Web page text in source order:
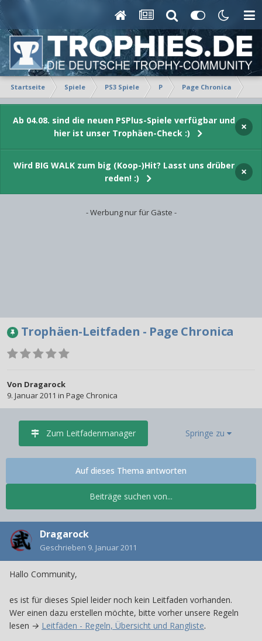
Startseite Spiele PS3 Spiele P Page Chronica
Ab 04.08. sind die neuen PSPlus-Spiele verfügbar und
hier ist unser Trophäen-Check :)
×
Wird BIG WALK zum big (Koop-)Hit? Lasst uns drüber
reden! :)
×
- Werbung nur für Gäste -
Trophäen-Leitfaden - Page Chronica
Von Dragarock
9. Januar 2011 in Page Chronica
Zum Leitfadenmanager Springe zu
Beiträge suchen von...
Auf dieses Thema antworten
Dragarock
Geschrieben 9. Januar 2011
Hallo Community,
es ist für dieses Spiel leider noch kein Leitfaden vorhanden.
Wer einen dazu erstellen möchte, bitte vorher unsere Regeln
lesen → Leitfäden - Regeln, Übersicht und Rangliste.